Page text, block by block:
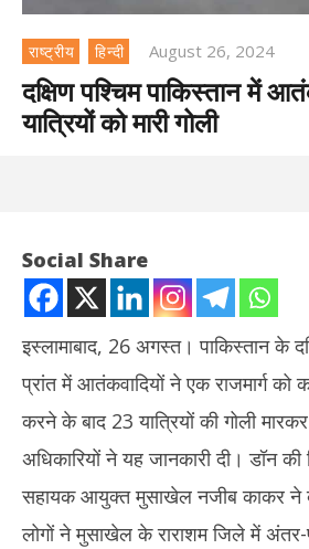
राष्ट्रीय हिन्दी August 26, 2024
दक्षिण पश्चिम पाकिस्तान में
यात्रियों को मारी गोली
NOW VIEWING
Social Share
इस्लामाबाद, 26 अगस्त। पाकिस्तान के
प्रांत में आतंकवादियों ने एक राजमार्ग
करने के बाद 23 यात्रियों की गोली
अधिकारियों ने यह जानकारी दी। डॉन की
सहायक आयुक्त मुसाखेल नजीब काकर ने
लोगों ने मुसाखेल के राराशम जिले में अंतर-